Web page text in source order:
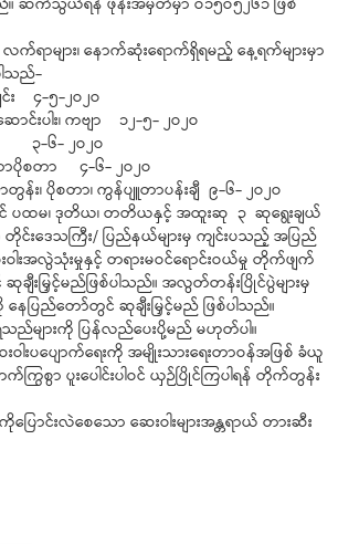
က်ရာများ၊ နောက်ဆုံးရောက်ရှိရမည့် နေ့ရက်များမှာ
ါသည်-
၄-၅-၂ဝ၂ဝ
ပါး၊ ကဗျာ ၁၂-၅- ၂ဝ၂ဝ
၆- ၂ဝ၂ဝ
တာ ၄-၆- ၂ဝ၂ဝ
၊ ပိုစတာ၊ ကွန်ပျူတာပန်းချီ ၉-၆- ၂ဝ၂ဝ
ပထမ၊ ဒုတိယ၊ တတိယနှင့် အထူးဆု ၃ ဆုရွေးချယ်
င်းဒေသကြီး/ ပြည်နယ်များမှ ကျင်းပသည့် အပြည်
ါးအလွဲသုံးမှုနှင့် တရားမဝင်ရောင်းဝယ်မှု တိုက်ဖျက်
ချီးမြှင့်မည်ဖြစ်ပါသည်။ အလွတ်တန်းပြိုင်ပွဲများမှ
ပြည်တော်တွင် ဆုချီးမြှင့်မည် ဖြစ်ပါသည်။
ရသည်များကို ပြန်လည်ပေးပို့မည် မဟုတ်ပါ။
းပပျောက်ရေးကို အမျိုးသားရေးတာဝန်အဖြစ် ခံယူ
ြွစွာ ပူးပေါင်းပါဝင် ယှဉ်ပြိုင်ကြပါရန် တိုက်တွန်း
ြောင်းလဲစေသော ဆေးဝါးများအန္တရာယ် တားဆီး